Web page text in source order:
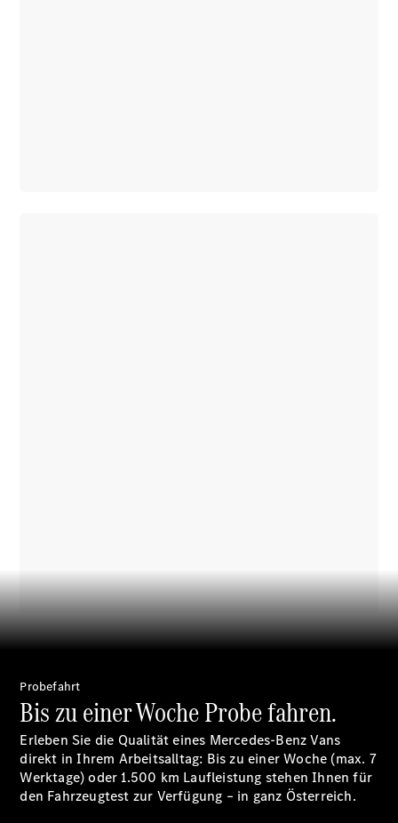
Probefahrt
Bis zu einer Woche Probe fahren.
Erleben Sie die Qualität eines Mercedes-Benz Vans
direkt in Ihrem Arbeitsalltag: Bis zu einer Woche (max. 7
Werktage) oder 1.500 km Laufleistung stehen Ihnen für
den Fahrzeugtest zur Verfügung – in ganz Österreich.